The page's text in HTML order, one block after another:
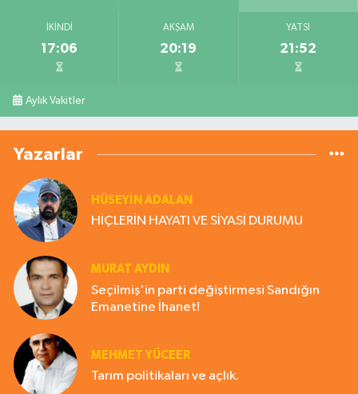
İKINDI
17:06
AKŞAM
20:19
YATSI
21:52
Aylık Vakitler
Yazarlar
HÜSEYIN ADALAN
HİÇLERİN HAYATI VE SİYASİ DURUMU
MURAT AYDIN
Seçilmiş'in parti değiştirmesi Sandığın
Emanetine İhanet!
MEHMET YÜCEER
Tarım politikaları ve açlık.